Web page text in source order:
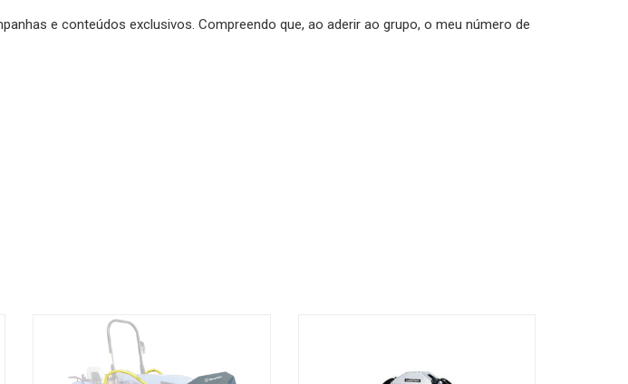
e conteúdos exclusivos. Compreendo que, ao aderir ao grupo, o meu número de